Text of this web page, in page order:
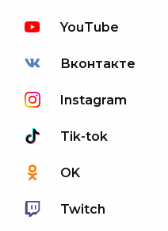
YouTube
Вконтакте
Instagram
Tik-tok
OK
Twitch